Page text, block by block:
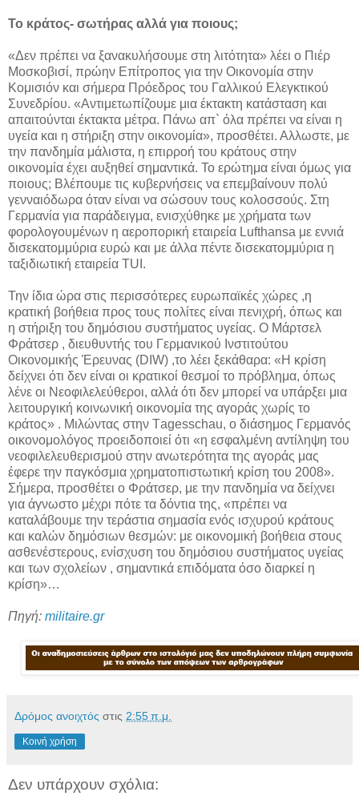
Το κράτος- σωτήρας αλλά για ποιους;
«Δεν πρέπει να ξανακυλήσουμε στη λιτότητα» λέει ο Πιέρ
Μοσκοβισί, πρώην Επίτροπος για την Οικονομία στην
Κομισιόν και σήμερα Πρόεδρος του Γαλλικού Ελεγκτικού
Συνεδρίου. «Αντιμετωπίζουμε μια έκτακτη κατάσταση και
απαιτούνται έκτακτα μέτρα. Πάνω απ` όλα πρέπει να είναι η
υγεία και η στήριξη στην οικονομία», προσθέτει. Αλλωστε, με
την πανδημία μάλιστα, η επιρροή του κράτους στην
οικονομία έχει αυξηθεί σημαντικά. Το ερώτημα είναι όμως για
ποιους; Βλέπουμε τις κυβερνήσεις να επεμβαίνουν πολύ
γενναιόδωρα όταν είναι να σώσουν τους κολοσσούς. Στη
Γερμανία για παράδειγμα, ενισχύθηκε με χρήματα των
φορολογουμένων η αεροπορική εταιρεία Lufthansa με εννιά
δισεκατομμύρια ευρώ και με άλλα πέντε δισεκατομμύρια η
ταξιδιωτική εταιρεία TUI.
Την ίδια ώρα στις περισσότερες ευρωπαϊκές χώρες ,η
κρατική βοήθεια προς τους πολίτες είναι πενιχρή, όπως και
η στήριξη του δημόσιου συστήματος υγείας. Ο Μάρτσελ
Φράτσερ , διευθυντής του Γερμανικού Ινστιτούτου
Οικονομικής Έρευνας (DIW) ,το λέει ξεκάθαρα: «Η κρίση
δείχνει ότι δεν είναι οι κρατικοί θεσμοί το πρόβλημα, όπως
λένε οι Νεοφιλελεύθεροι, αλλά ότι δεν μπορεί να υπάρξει μια
λειτουργική κοινωνική οικονομία της αγοράς χωρίς το
κράτος» . Μιλώντας στην Τagesschau, ο διάσημος Γερμανός
οικονομολόγος προειδοποιεί ότι «η εσφαλμένη αντίληψη του
νεοφιλελευθερισμού στην ανωτερότητα της αγοράς μας
έφερε την παγκόσμια χρηματοπιστωτική κρίση του 2008».
Σήμερα, προσθέτει ο Φράτσερ, με την πανδημία να δείχνει
για άγνωστο μέχρι πότε τα δόντια της, «πρέπει να
καταλάβουμε την τεράστια σημασία ενός ισχυρού κράτους
και καλών δημόσιων θεσμών: με οικονομική βοήθεια στους
ασθενέστερους, ενίσχυση του δημόσιου συστήματος υγείας
και των σχολείων , σημαντικά επιδόματα όσο διαρκεί η
κρίση»…
Πηγή: militaire.gr
Δρόμος ανοιχτός στις 2:55 π.μ.
Κοινή χρήση
Δεν υπάρχουν σχόλια: